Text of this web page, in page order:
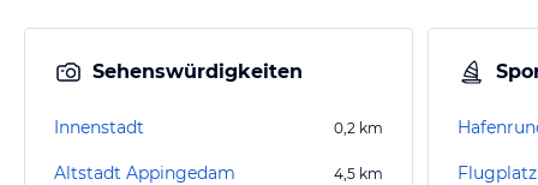
Sehenswürdigkeiten
Innenstadt 0,2 km
Altstadt Appingedam 4,5 km